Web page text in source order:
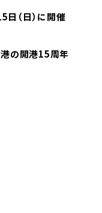
日（日）に開催
港の開港15周年